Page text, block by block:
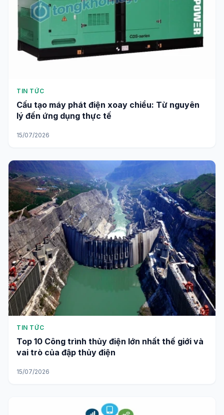
TIN TỨC
Cấu tạo máy phát điện xoay chiều: Từ nguyên
lý đến ứng dụng thực tế
15/07/2026
TIN TỨC
Top 10 Công trình thủy điện lớn nhất thế giới và
vai trò của đập thủy điện
15/07/2026